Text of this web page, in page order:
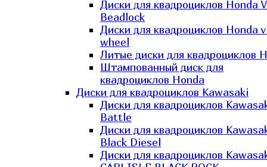
Диски для квадроциклов Honda
Beadlock
Диски для квадроциклов Honda
wheel
Литые диски для квадроциклов
Штампованный диск для
квадроциклов Honda
Диски для квадроциклов Kawasaki
Диски для квадроциклов
Battle
Диски для квадроциклов
Black Diesel
Диски для квадроциклов